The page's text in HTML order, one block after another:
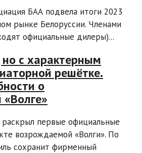
БАА подвела итоги 2023
рынке Белоруссии. Членами
официальные дилеры)...
с характерным
решётке.
о
первые официальные
возрождаемой «Волги». По
сохранит фирменный